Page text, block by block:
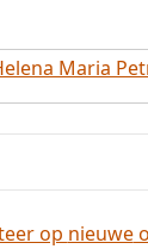
Maria
op nieuwe